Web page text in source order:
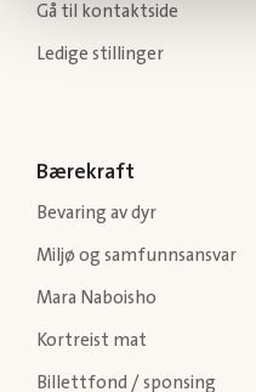
Gå til kontaktside
Ledige stillinger
Bærekraft
Bevaring av dyr
Miljø og samfunnsansvar
Mara Naboisho
Kortreist mat
Billettfond / sponsing